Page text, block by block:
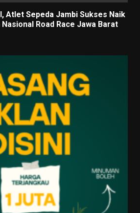
Atlet Sepeda Jambi Sukses Naik
Road Race Jawa Barat